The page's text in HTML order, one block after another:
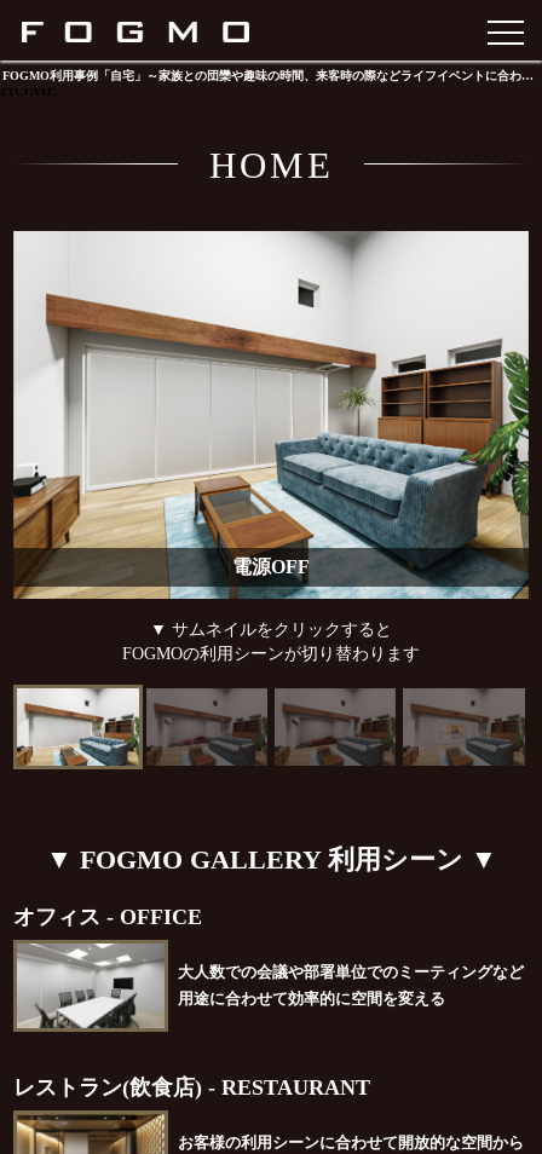
FOGMO利用事例「自宅」～家族との団欒や趣味の時間、来客時の際などライフイベントに合わせた空間づくり～
FOGMO TOP
HOME
HOME
電源OFF
▼ サムネイルをクリックすると
FOGMOの利用シーンが切り替わります
▼ FOGMO GALLERY 利用シーン ▼
オフィス - OFFICE
大人数での会議や部署単位でのミーティングなど
用途に合わせて効率的に空間を変える
レストラン(飲食店) - RESTAURANT
お客様の利用シーンに合わせて開放的な空間から